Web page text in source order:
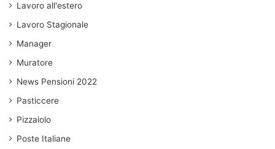
Lavoro all'estero
Lavoro Stagionale
Manager
Muratore
News Pensioni 2022
Pasticcere
Pizzaiolo
Poste Italiane